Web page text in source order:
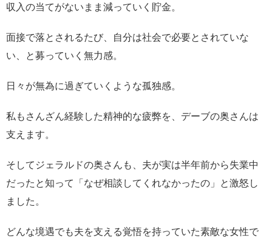
収入の当てがないまま減っていく貯金。
面接で落とされるたび、自分は社会で必要とされていな
い、と募っていく無力感。
日々が無為に過ぎていくような孤独感。
私もさんざん経験した精神的な疲弊を、デーブの奥さんは
支えます。
そしてジェラルドの奥さんも、夫が実は半年前から失業中
だったと知って「なぜ相談してくれなかったの」と激怒し
ました。
どんな境遇でも夫を支える覚悟を持っていた素敵な女性で